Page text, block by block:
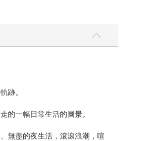
跡。
的一幅日常生活的圖景。
無盡的夜生活，滾滾浪潮，喧